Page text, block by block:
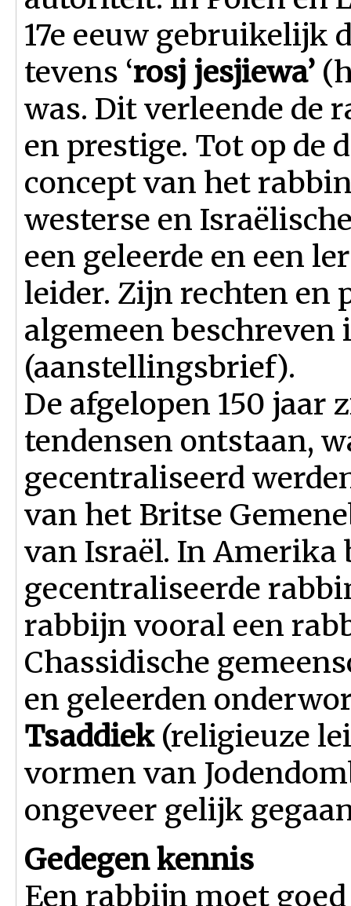
17e eeuw gebruikelijk
tevens ‘rosj jesjiewa’
was. Dit verleende de
en prestige. Tot op de
concept van het
westerse en
een geleerde en een
leider. Zijn rechten en
algemeen beschreven
(aanstellingsbrief).
De afgelopen 150 jaar
tendensen ontstaan,
gecentraliseerd
van het Britse
van Israël. In Amerika
gecentraliseerde
rabbijn vooral een
Chassidische
en geleerden
Tsaddiek(religieuze
vormen van
ongeveer gelijk
Gedegen kennis
Een rabbijn moet